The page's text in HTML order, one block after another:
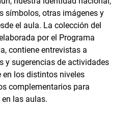
símbolos, otras imágenes y
el aula. La colección del
por el Programa
contiene entrevistas a
y sugerencias de actividades
en los distintos niveles
complementarios para
las aulas.